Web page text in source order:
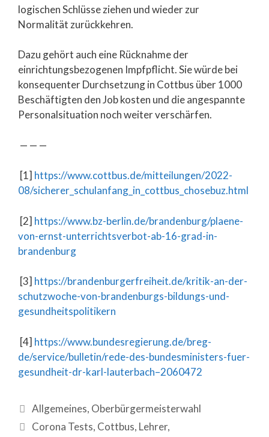
logischen Schlüsse ziehen und wieder zur
Normalität zurückkehren.
Dazu gehört auch eine Rücknahme der
einrichtungsbezogenen Impfpflicht. Sie würde bei
konsequenter Durchsetzung in Cottbus über 1000
Beschäftigten den Job kosten und die angespannte
Personalsituation noch weiter verschärfen.
— — —
[1] https://www.cottbus.de/mitteilungen/2022-
08/sicherer_schulanfang_in_cottbus_chosebuz.html
[2] https://www.bz-berlin.de/brandenburg/plaene-
von-ernst-unterrichtsverbot-ab-16-grad-in-
brandenburg
[3] https://brandenburgerfreiheit.de/kritik-an-der-
schutzwoche-von-brandenburgs-bildungs-und-
gesundheitspolitikern
[4] https://www.bundesregierung.de/breg-
de/service/bulletin/rede-des-bundesministers-fuer-
gesundheit-dr-karl-lauterbach–2060472
Allgemeines, Oberbürgermeisterwahl
Corona Tests, Cottbus, Lehrer,